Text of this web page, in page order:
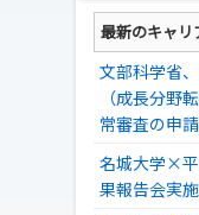
最新のキャリ
文部科学省
（成長分野
常審査の申
名城大学×
果報告会実